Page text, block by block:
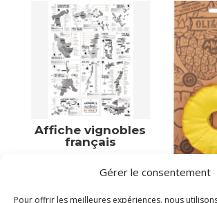
Gérer le consentement
Pour offrir les meilleures expériences, nous
Affiche vignobles
français
Plus que 2 en stock